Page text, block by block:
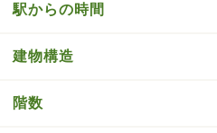
駅からの時間
建物構造
階数